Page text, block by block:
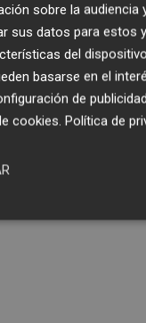
de su
interno", ha
que "no
que viene
sobre la audiencia
sus datos para estos
del
basarse en el
de publicidad
cookies. Política de